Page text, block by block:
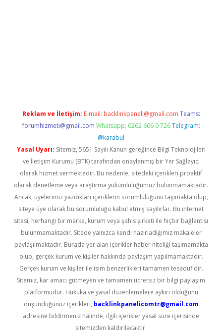
Reklam ve İletişim: E-mail: backlinkpaneli@gmail.com Teams:
forumhizmeti@gmail.com Whatsapp: 0262 606 0 726 Telegram:
@karabul
Yasal Uyarı: Sitemiz, 5651 Sayılı Kanun gereğince Bilgi Teknolojileri
ve İletişim Kurumu (BTK) tarafından onaylanmış bir Yer Sağlayıcı
olarak hizmet vermektedir. Bu nedenle, sitedeki içerikleri proaktif
olarak denetleme veya araştırma yükümlülüğümüz bulunmamaktadır.
Ancak, üyelerimiz yazdıkları içeriklerin sorumluluğunu taşımakta olup,
siteye üye olarak bu sorumluluğu kabul etmiş sayılırlar. Bu internet
sitesi, herhangi bir marka, kurum veya şahıs şirketi ile hiçbir bağlantısı
bulunmamaktadır. Sitede yalnızca kendi hazırladığımız makaleler
paylaşılmaktadır. Burada yer alan içerikler haber niteliği taşımamakta
olup, gerçek kurum ve kişiler hakkında paylaşım yapılmamaktadır.
Gerçek kurum ve kişiler ile isim benzerlikleri tamamen tesadüfidir.
Sitemiz, kar amacı gütmeyen ve tamamen ücretsiz bir bilgi paylaşım
platformudur. Hukuka ve yasal düzenlemelere aykırı olduğunu
düşündüğünüz içerikleri, backlinkpanelicomtr@gmail.com
adresine bildirmeniz halinde, ilgili içerikler yasal süre içerisinde
sitemizden kaldırılacaktır.